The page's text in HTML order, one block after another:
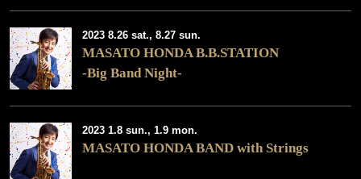
2023 8.26 sat., 8.27 sun.
MASATO HONDA B.B.STATION
-Big Band Night-
2023 1.8 sun., 1.9 mon.
MASATO HONDA BAND with Strings